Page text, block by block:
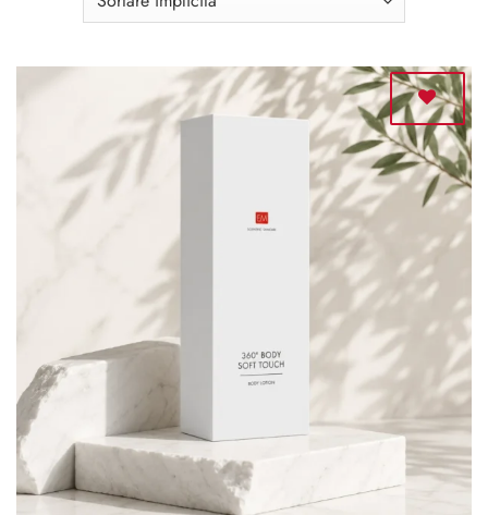
Adaugă
la lista
dorințe